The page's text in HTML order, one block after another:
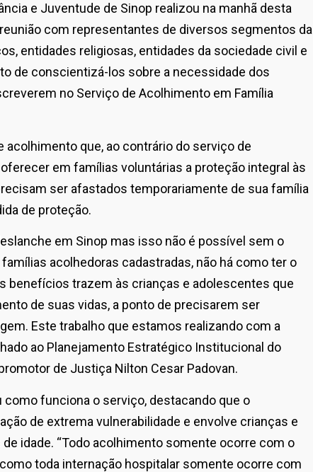
e Juventude de Sinop realizou na manhã desta
com representantes de diversos segmentos da
entidades religiosas, entidades da sociedade civil e
de conscientizá-los sobre a necessidade dos
no Serviço de Acolhimento em Família
acolhimento que, ao contrário do serviço de
em famílias voluntárias a proteção integral às
ser afastados temporariamente de sua família
de proteção.
em Sinop mas isso não é possível sem o
acolhedoras cadastradas, não há como ter o
benefícios trazem às crianças e adolescentes que
de suas vidas, a ponto de precisarem ser
Este trabalho que estamos realizando com a
ao Planejamento Estratégico Institucional do
de Justiça Nilton Cesar Padovan.
como funciona o serviço, destacando que o
de extrema vulnerabilidade e envolve crianças e
idade. “Todo acolhimento somente ocorre com o
toda internação hospitalar somente ocorre com